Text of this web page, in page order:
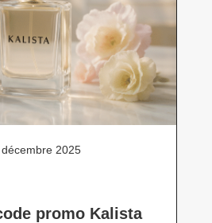
décembre 2025
promo Kalista